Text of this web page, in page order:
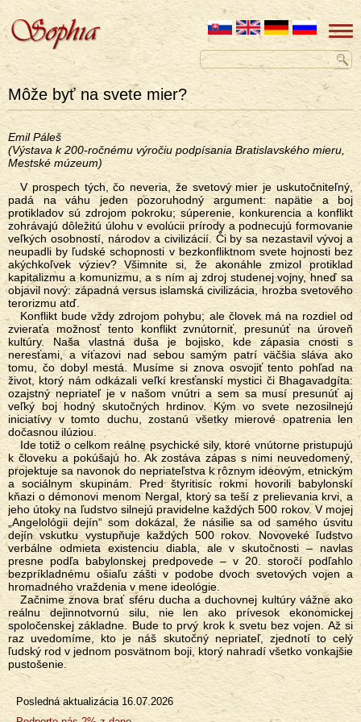
Môže byť na svete mier?
Emil Páleš
(Výstava k 200-ročnému výročiu podpísania Bratislavského mieru,
Mestské múzeum)
V prospech tých, čo neveria, že svetový mier je uskutočniteľný,
padá na váhu jeden pozoruhodný argument: napätie a boj
protikladov sú zdrojom pokroku; súperenie, konkurencia a konflikt
zohrávajú dôležitú úlohu v evolúcii prírody a podnecujú formovanie
veľkých osobností, národov a civilizácií. Či by sa nezastavil vývoj a
neupadli by ľudské schopnosti v bezkonfliktnom svete hojnosti bez
akýchkoľvek výziev? Všimnite si, že akonáhle zmizol protiklad
kapitalizmu a komunizmu, a s ním aj zdroj studenej vojny, hneď sa
objavil nový: západná versus islamská civilizácia, hrozba svetového
terorizmu atď.
Konflikt bude vždy zdrojom pohybu; ale človek má na rozdiel od
zvieraťa možnosť tento konflikt zvnútorniť, presunúť na úroveň
kultúry. Naša vlastná duša je bojisko, kde zápasia cnosti s
neresťami, a víťazovi nad sebou samým patrí väčšia sláva ako
tomu, čo dobyl mestá. Musíme si znova osvojiť tento pohľad na
život, ktorý nám odkázali veľkí kresťanskí mystici či Bhagavadgíta:
ozajstný nepriateľ je v našom vnútri a sem sa musí presunúť aj
veľký boj hodný skutočných hrdinov. Kým vo svete nezosilnejú
iniciatívy v tomto duchu, zostanú všetky mierové opatrenia len
dočasnou ilúziou.
Ide totiž o celkom reálne psychické sily, ktoré vnútorne pristupujú
k človeku a pokúšajú ho. Ak zostáva zápas s nimi neuvedomený,
projektuje sa navonok do nepriateľstva k rôznym ideovým, etnickým
a sociálnym skupinám. Pred štyritisíc rokmi hovorili babylonskí
kňazi o démonovi menom Nergal, ktorý sa teší z prelievania krvi, a
jeho útoky na ľudstvo silnejú pravidelne každých 500 rokov. V mojej
„Angelológii dejín“ som dokázal, že násilie sa od samého úsvitu
dejín vskutku vystupňuje každých 500 rokov. Novoveké ľudstvo
verbálne odmieta existenciu diabla, ale v skutočnosti – navlas
presne podľa babylonskej predpovede – v 20. storočí podľahlo
bezpríkladnému ošiaľu zášti v podobe dvoch svetových vojen a
hromadného vraždenia v mene ideológie.
Začnime znova brať sféru ducha a duchovnej kultúry vážne ako
reálnu dejinnotvornú silu, nie len ako prívesok ekonomickej
spoločenskej základne. Bude to prvý krok k svetu bez vojen. Až si
raz uvedomíme, kto je náš skutočný nepriateľ, zjednotí to celý
ľudský rod v jednom posvätnom boji, ktorý nahradí všetko vonkajšie
pustošenie.
Menu
Posledná aktualizácia 16.07.2026